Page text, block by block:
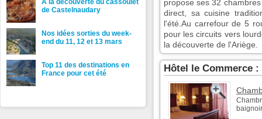
propose ses 32
direct, sa cuisine
l'été.Au carrefour de 5
pour les circuits vers
la découverte de l'Ariège.
Hôtel le Commerce :
A la découverte du cassoulet
de Castelnaudary
Nos idées sorties du week-
end du 11, 12 et 13 mars
Top 11 des destinations en
France pour cet été